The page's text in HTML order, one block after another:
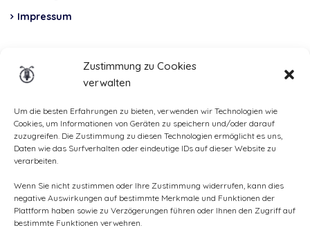
Zustimmung zu Cookies
verwalten
Um die besten Erfahrungen zu bieten, verwenden wir Technologien wie
Cookies, um Informationen von Geräten zu speichern und/oder darauf
zuzugreifen. Die Zustimmung zu diesen Technologien ermöglicht es uns,
Daten wie das Surfverhalten oder eindeutige IDs auf dieser Website zu
verarbeiten.
Wenn Sie nicht zustimmen oder Ihre Zustimmung widerrufen, kann dies
negative Auswirkungen auf bestimmte Merkmale und Funktionen der
Plattform haben sowie zu Verzögerungen führen oder Ihnen den Zugriff auf
bestimmte Funktionen verwehren.
Impressum
Total Casco, Partner
Methods
of
payment